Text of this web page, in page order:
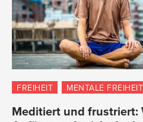
FREIHEIT MENTALE FREIHEIT
Meditiert und frustriert: